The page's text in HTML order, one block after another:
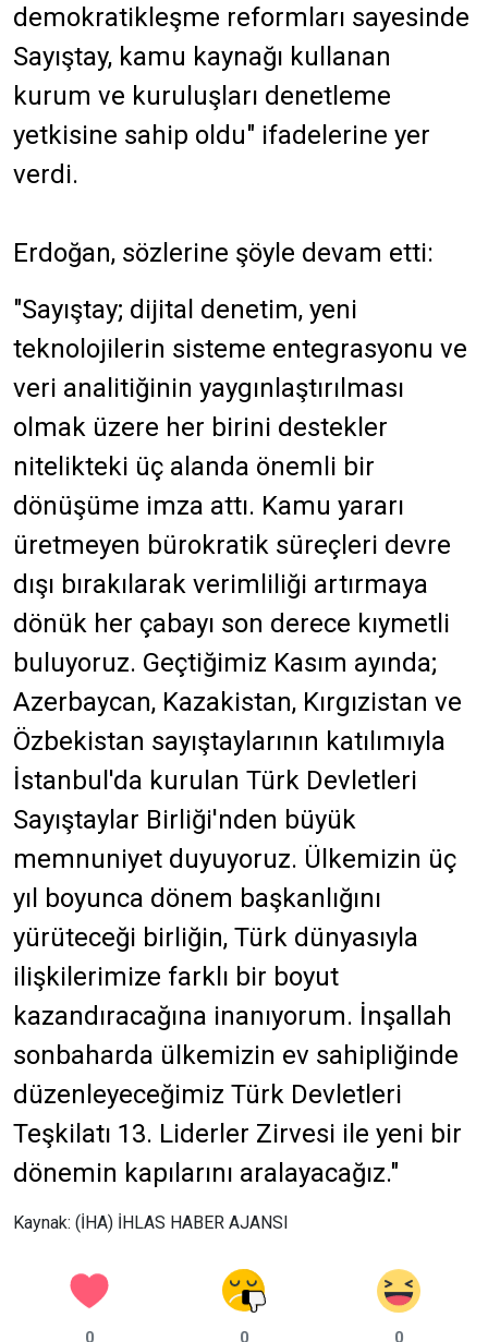
demokratikleşme reformları sayesinde
Sayıştay, kamu kaynağı kullanan
kurum ve kuruluşları denetleme
yetkisine sahip oldu" ifadelerine yer
verdi.
Erdoğan, sözlerine şöyle devam etti:
"Sayıştay; dijital denetim, yeni
teknolojilerin sisteme entegrasyonu ve
veri analitiğinin yaygınlaştırılması
olmak üzere her birini destekler
nitelikteki üç alanda önemli bir
dönüşüme imza attı. Kamu yararı
üretmeyen bürokratik süreçleri devre
dışı bırakılarak verimliliği artırmaya
dönük her çabayı son derece kıymetli
buluyoruz. Geçtiğimiz Kasım ayında;
Azerbaycan, Kazakistan, Kırgızistan ve
Özbekistan sayıştaylarının katılımıyla
İstanbul'da kurulan Türk Devletleri
Sayıştaylar Birliği'nden büyük
memnuniyet duyuyoruz. Ülkemizin üç
yıl boyunca dönem başkanlığını
yürüteceği birliğin, Türk dünyasıyla
ilişkilerimize farklı bir boyut
kazandıracağına inanıyorum. İnşallah
sonbaharda ülkemizin ev sahipliğinde
düzenleyeceğimiz Türk Devletleri
Teşkilatı 13. Liderler Zirvesi ile yeni bir
dönemin kapılarını aralayacağız."
Kaynak: (İHA) İHLAS HABER AJANSI
0 0 0